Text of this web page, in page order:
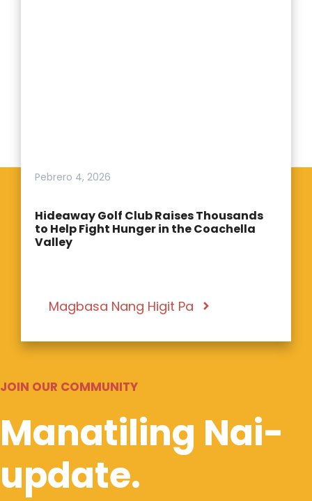
Pebrero 4, 2026
Hideaway Golf Club Raises Thousands
to Help Fight Hunger in the Coachella
Valley
Magbasa Nang Higit Pa
JOIN OUR COMMUNITY
Manatiling Nai-
update.